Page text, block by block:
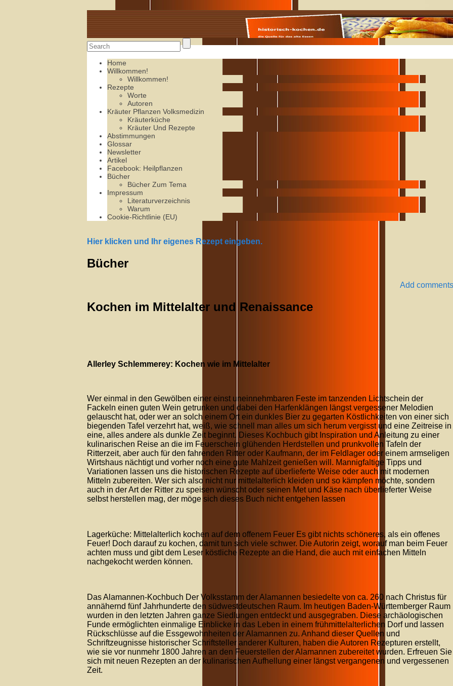
Alte Rezepte online
Home
Willkommen!
Willkommen!
Rezepte
Worte
Autoren
Kräuter Pflanzen Volksmedizin
Kräuterküche
Kräuter Und Rezepte
Abstimmungen
Glossar
Newsletter
Artikel
Facebook: Heilpflanzen
Bücher
Bücher Zum Tema
Impressum
Literaturverzeichnis
Warum
Cookie-Richtlinie (EU)
Hier klicken und Ihr eigenes Rezept eingeben.
Bücher
Add comments
Kochen im Mittelalter und Renaissance
Allerley Schlemmerey: Kochen wie im Mittelalter
Wer einmal in den Gewölben einer einst uneinnehmbaren Feste im tanzenden Lichtschein der
Fackeln einen guten Wein getrunken und dabei den Harfenklängen längst vergessener Melodien
gelauscht hat, oder wer an solch einem Ort ein dunkles Bier zu gegarten Köstlichkeiten von einer sich
biegenden Tafel verzehrt hat, weiß, wie schnell man alles um sich herum vergisst und eine Zeitreise in
eine, alles andere als dunkle Zeit beginnt. Dieses Kochbuch gibt Inspiration und Anleitung zu einer
kulinarischen Reise an die im Feuerschein glühenden Herdstellen und prunkvollen Tafeln der
Ritterzeit, aber auch für den fahrenden Ritter oder Kaufmann, der im Feldlager oder einem armseligen
Wirtshaus nächtigt und vorher noch eine gute Mahlzeit genießen will. Mannigfaltige Tipps und
Variationen lassen uns die historischen Rezepte auf überlieferte Weise oder auch mit modernen
Mitteln zubereiten. Wer sich also nicht nur mittelalterlich kleiden und so kämpfen möchte, sondern
auch in der Art der Ritter zu speisen wünscht oder seinen Met und Käse nach überlieferter Weise
selbst herstellen mag, der möge sich dieses Buch nicht entgehen lassen
Lagerküche: Mittelalterlich kochen auf dem offenem Feuer Es gibt nichts schöneres, als ein offenes
Feuer! Doch darauf zu kochen, damit tun sich viele schwer. Die Autorin zeigt, worauf man beim Feuer
achten muss und gibt dem Leser köstliche Rezepte an die Hand, die auch mit einfachen Mitteln
nachgekocht werden können.
Das Alamannen-Kochbuch Der Volksstamm der Alamannen besiedelte von ca. 260 nach Christus für
annähernd fünf Jahrhunderte den südwestdeutschen Raum. Im heutigen Baden-Württemberger Raum
wurden in den letzten Jahren ganze Siedlungen entdeckt und ausgegraben. Diese archäologischen
Funde ermöglichten einmalige Einblicke in das Leben in einem frühmittelalterlichen Dorf und lassen
Rückschlüsse auf die Essgewohnheiten der Alamannen zu. Anhand dieser Quellen und
Schriftzeugnisse historischer Schriftsteller anderer Kulturen, haben die Autoren Rezepturen erstellt,
wie sie vor nunmehr 1800 Jahren an den Feuerstellen der Alamannen zubereitet wurden. Erfreuen Sie
sich mit neuen Rezepten an der kulinarischen Aufhellung einer längst vergangenen und vergessenen
Zeit.